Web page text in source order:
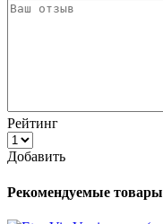
Рейтинг
Добавить
Рекомендуемые товары